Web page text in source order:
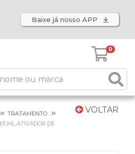
Baixe já nosso APP
0
VOLTAR
TRATAMENTO
ML ATIVADOR DE